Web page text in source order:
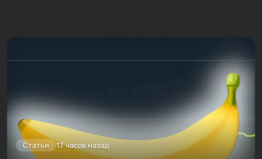
Статьи 17 часов назад